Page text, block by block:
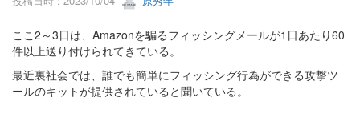
ここ2～3日は、Amazonを騙るフィッシングメールが1日あたり60
件以上送り付けられてきている。
最近裏社会では、誰でも簡単にフィッシング行為ができる攻撃ツ
ールのキットが提供されていると聞いている。